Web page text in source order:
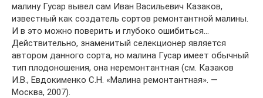
малину Гусар вывел сам Иван Васильевич Казаков,
известный как создатель сортов ремонтантной малины.
И в это можно поверить и глубоко ошибиться…
Действительно, знаменитый селекционер является
автором данного сорта, но малина Гусар имеет обычный
тип плодоношения, она неремонтантная (см. Казаков
И.В., Евдокименко С.Н. «Малина ремонтантная». —
Москва, 2007).